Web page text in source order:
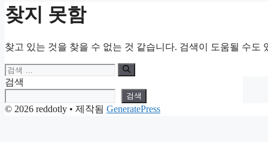
찾지 못함
찾고 있는 것을 찾을 수 없는 것 같습니다. 검색이 도움될 수도
검
색:
검색
검색
© 2026 reddotly • 제작됨 GeneratePress